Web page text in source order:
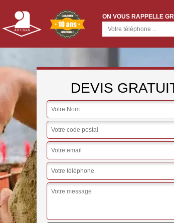
ON VOUS RAPPELLE
DEVIS